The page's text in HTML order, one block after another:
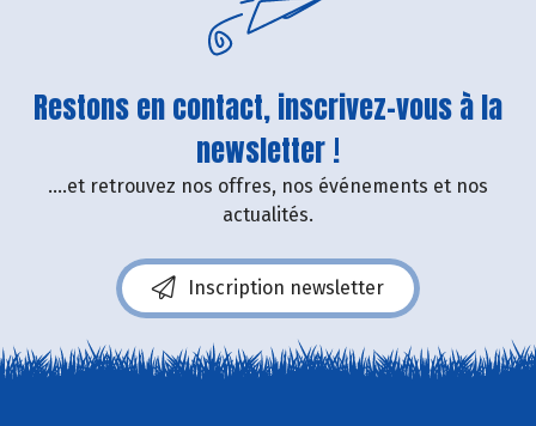
Restons en contact, inscrivez-vous à la
newsletter !
....et retrouvez nos offres, nos événements et nos
actualités.
Inscription newsletter